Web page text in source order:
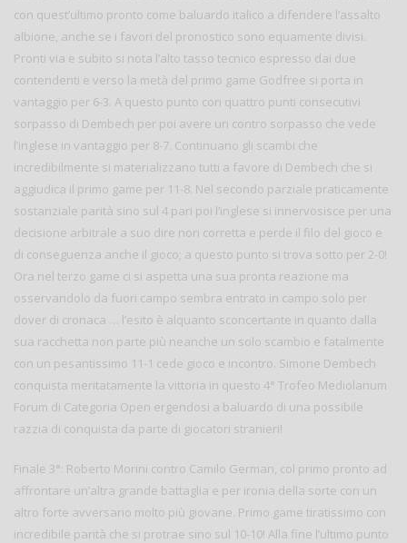
con quest’ultimo pronto come baluardo italico a difendere l’assalto
albione, anche se i favori del pronostico sono equamente divisi.
Pronti via e subito si nota l’alto tasso tecnico espresso dai due
contendenti e verso la metà del primo game Godfree si porta in
vantaggio per 6-3. A questo punto con quattro punti consecutivi
sorpasso di Dembech per poi avere un contro sorpasso che vede
l’inglese in vantaggio per 8-7. Continuano gli scambi che
incredibilmente si materializzano tutti a favore di Dembech che si
aggiudica il primo game per 11-8. Nel secondo parziale praticamente
sostanziale parità sino sul 4 pari poi l’inglese si innervosisce per una
decisione arbitrale a suo dire non corretta e perde il filo del gioco e
di conseguenza anche il gioco; a questo punto si trova sotto per 2-0!
Ora nel terzo game ci si aspetta una sua pronta reazione ma
osservandolo da fuori campo sembra entrato in campo solo per
dover di cronaca … l’esito è alquanto sconcertante in quanto dalla
sua racchetta non parte più neanche un solo scambio e fatalmente
con un pesantissimo 11-1 cede gioco e incontro. Simone Dembech
conquista meritatamente la vittoria in questo 4° Trofeo Mediolanum
Forum di Categoria Open ergendosi a baluardo di una possibile
razzia di conquista da parte di giocatori stranieri!
Finale 3°: Roberto Morini contro Camilo German, col primo pronto ad
affrontare un’altra grande battaglia e per ironia della sorte con un
altro forte avversario molto più giovane. Primo game tiratissimo con
incredibile parità che si protrae sino sul 10-10! Alla fine l’ultimo punto